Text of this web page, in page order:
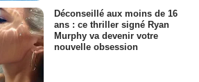
Déconseillé aux moins de 16
ans : ce thriller signé Ryan
Murphy va devenir votre
nouvelle obsession